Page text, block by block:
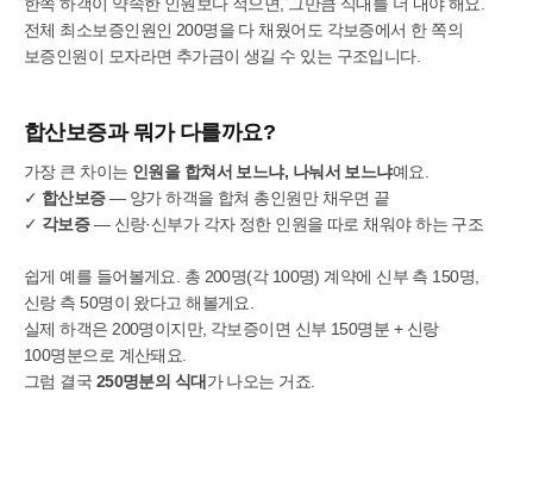
전체 최소보증인원인 200명을 다 채웠어도 각보증에서 한 쪽의
보증인원이 모자라면 추가금이 생길 수 있는 구조입니다.
합산보증과 뭐가 다를까요?
가장 큰 차이는 인원을 합쳐서 보느냐, 나눠서 보느냐예요.
✓ 합산보증— 양가 하객을 합쳐 총인원만 채우면 끝
✓ 각보증— 신랑·신부가 각자 정한 인원을 따로 채워야 하는 구조
쉽게 예를 들어볼게요. 총 200명(각 100명) 계약에 신부 측 150명,
신랑 측 50명이 왔다고 해볼게요.
실제 하객은 200명이지만, 각보증이면 신부 150명분 + 신랑
100명분으로 계산돼요.
그럼 결국 250명분의 식대 가 나오는 거죠.